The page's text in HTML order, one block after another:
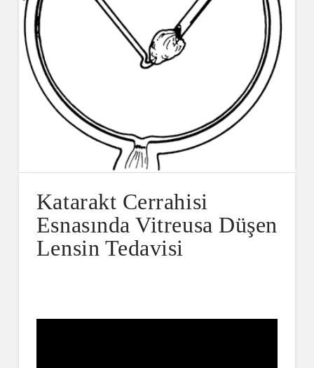
Katarakt Cerrahisi
Esnasında Vitreusa Düşen
Lensin Tedavisi